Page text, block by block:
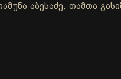
აბესაძე, თამთა